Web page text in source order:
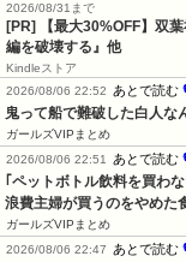
2026/08/31まで
[PR] 【最大30%OFF】双
編を破壊する』他
Kindleストア
2026/08/06 22:52
あとで読む
鬼って船で難破した白人な
ガールズVIPまとめ
2026/08/06 22:51
あとで読む
｢ペットボトル飲料を買わ
浪費主婦が買うのをやめた
ガールズVIPまとめ
2026/08/06 22:47
あとで読む